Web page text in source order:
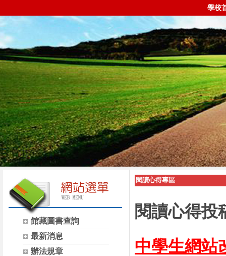
學校
館藏圖書查詢
最新消息
辦法規章
閱讀心得專區
閱讀心得投
中學生網站